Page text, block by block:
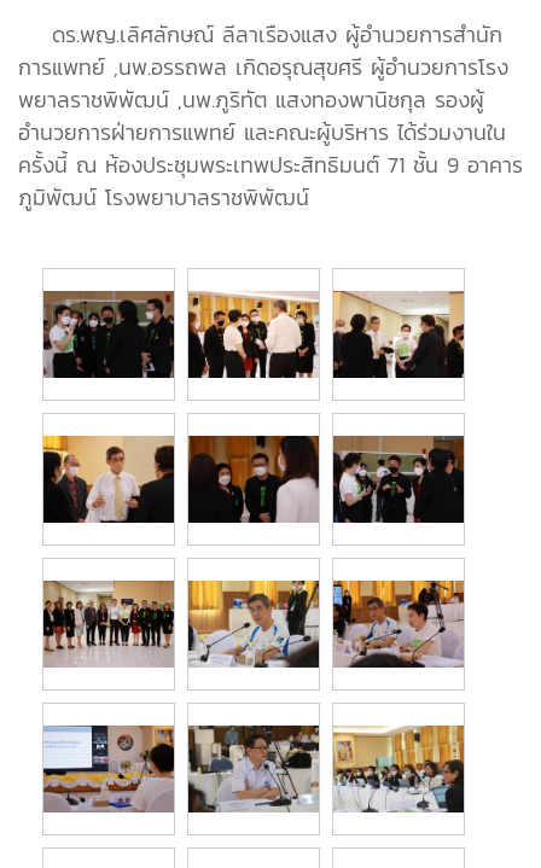
ดร.พญ.เลิศลักษณ์ ลีลาเรืองแสง ผู้อำนวยการสำนัก
การแพทย์ ,นพ.อรรถพล เกิดอรุณสุขศรี ผู้อำนวยการโรง
พยาลราชพิพัฒน์ ,นพ.ภูริทัต แสงทองพานิชกุล รองผู้
อำนวยการฝ่ายการแพทย์ และคณะผู้บริหาร ได้ร่วมงานใน
ครั้งนี้ ณ ห้องประชุมพระเทพประสิทธิมนต์ 71 ชั้น 9 อาคาร
ภูมิพัฒน์ โรงพยาบาลราชพิพัฒน์